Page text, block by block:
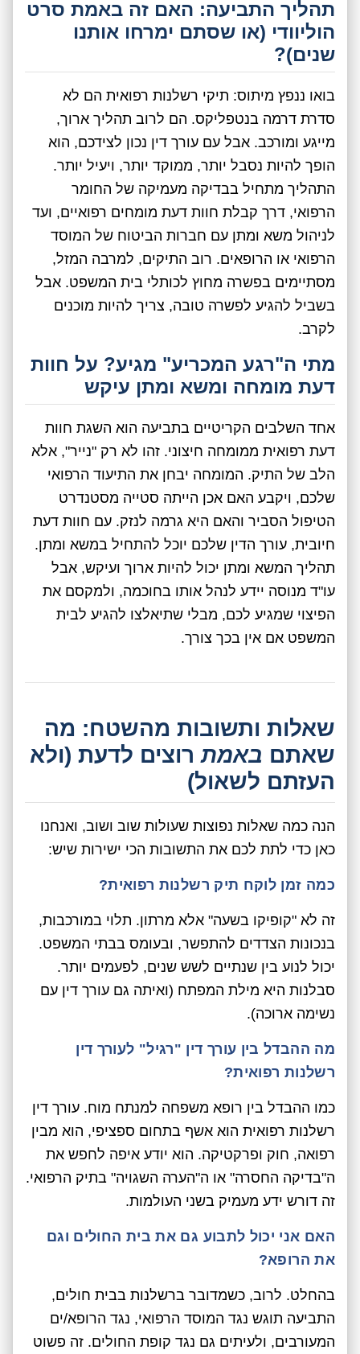
תהליך התביעה: האם זה באמת סרט
הוליוודי (או שסתם ימרחו אותנו
שנים)?
בואו ננפץ מיתוס: תיקי רשלנות רפואית הם לא
סדרת דרמה בנטפליקס. הם לרוב תהליך ארוך,
מייגע ומורכב. אבל עם עורך דין נכון לצידכם, הוא
הופך להיות נסבל יותר, ממוקד יותר, ויעיל יותר.
התהליך מתחיל בבדיקה מעמיקה של החומר
הרפואי, דרך קבלת חוות דעת מומחים רפואיים, ועד
לניהול משא ומתן עם חברות הביטוח של המוסד
הרפואי או הרופאים. רוב התיקים, למרבה המזל,
מסתיימים בפשרה מחוץ לכותלי בית המשפט. אבל
בשביל להגיע לפשרה טובה, צריך להיות מוכנים
לקרב.
מתי ה"רגע המכריע" מגיע? על חוות
דעת מומחה ומשא ומתן עיקש
אחד השלבים הקריטיים בתביעה הוא השגת חוות
דעת רפואית ממומחה חיצוני. זהו לא רק "נייר", אלא
הלב של התיק. המומחה יבחן את התיעוד הרפואי
שלכם, ויקבע האם אכן הייתה סטייה מסטנדרט
הטיפול הסביר והאם היא גרמה לנזק. עם חוות דעת
חיובית, עורך הדין שלכם יוכל להתחיל במשא ומתן.
תהליך המשא ומתן יכול להיות ארוך ועיקש, אבל
עו"ד מנוסה יידע לנהל אותו בחוכמה, ולמקסם את
הפיצוי שמגיע לכם, מבלי שתיאלצו להגיע לבית
המשפט אם אין בכך צורך.
שאלות ותשובות מהשטח: מה
שאתם באמתרוצים לדעת (ולא
העזתם לשאול)
הנה כמה שאלות נפוצות שעולות שוב ושוב, ואנחנו
כאן כדי לתת לכם את התשובות הכי ישירות שיש:
כמה זמן לוקח תיק רשלנות רפואית?
זה לא "קופיקו בשעה" אלא מרתון. תלוי במורכבות,
בנכונות הצדדים להתפשר, ובעומס בבתי המשפט.
יכול לנוע בין שנתיים לשש שנים, לפעמים יותר.
סבלנות היא מילת המפתח (ואיתה גם עורך דין עם
נשימה ארוכה).
מה ההבדל בין עורך דין "רגיל" לעורך דין
רשלנות רפואית?
כמו ההבדל בין רופא משפחה למנתח מוח. עורך דין
רשלנות רפואית הוא אשף בתחום ספציפי, הוא מבין
רפואה, חוק ופרקטיקה. הוא יודע איפה לחפש את
ה"בדיקה החסרה" או ה"הערה השגויה" בתיק הרפואי.
זה דורש ידע מעמיק בשני העולמות.
האם אני יכול לתבוע גם את בית החולים וגם
את הרופא?
בהחלט. לרוב, כשמדובר ברשלנות בבית חולים,
התביעה תוגש נגד המוסד הרפואי, נגד הרופא/ים
המעורבים, ולעיתים גם נגד קופת החולים. זה פשוט